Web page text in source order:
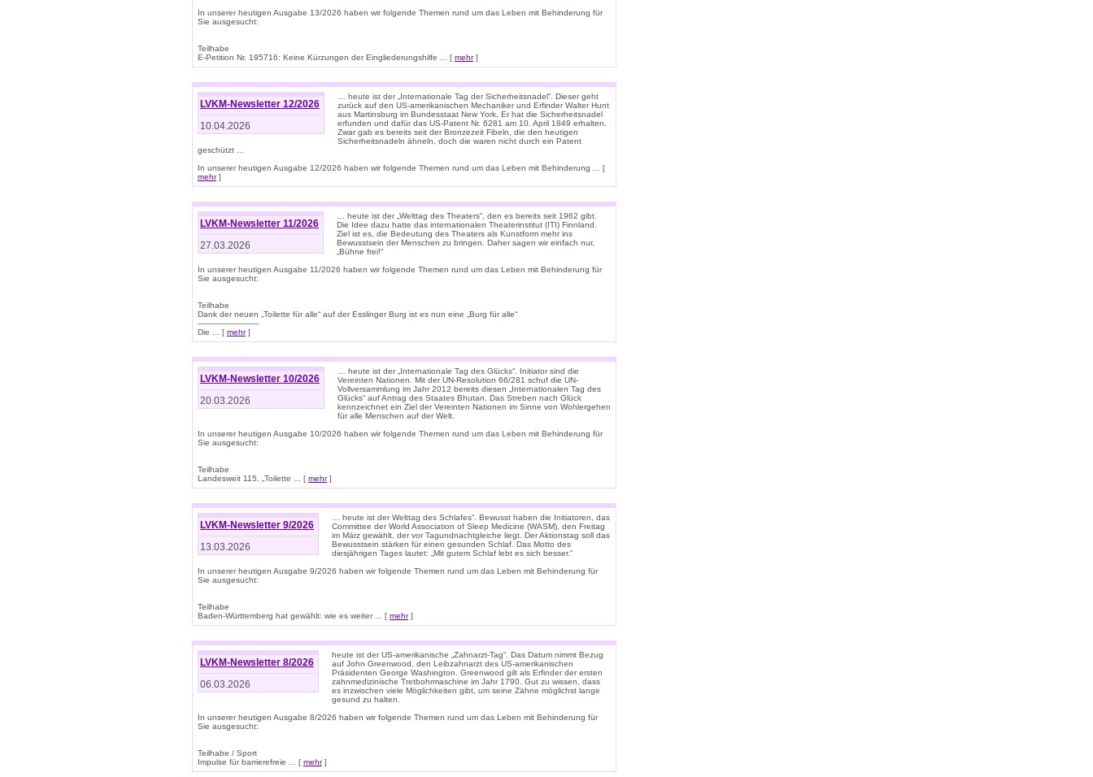
In unserer heutigen Ausgabe 13/2026 haben wir folgende Themen rund um das Leben mit Behinderung für
Sie ausgesucht:
Teilhabe
E-Petition Nr. 195716: Keine Kürzungen der Eingliederungshilfe ... [ mehr]
LVKM-Newsletter 12/2026
10.04.2026
… heute ist der „Internationale Tag der Sicherheitsnadel“. Dieser geht
zurück auf den US-amerikanischen Mechaniker und Erfinder Walter Hunt
aus Martinsburg im Bundesstaat New York, Er hat die Sicherheitsnadel
erfunden und dafür das US-Patent Nr. 6281 am 10. April 1849 erhalten.
Zwar gab es bereits seit der Bronzezeit Fibeln, die den heutigen
Sicherheitsnadeln ähneln, doch die waren nicht durch ein Patent
geschützt ...
In unserer heutigen Ausgabe 12/2026 haben wir folgende Themen rund um das Leben mit Behinderung ... [
mehr]
LVKM-Newsletter 11/2026
27.03.2026
… heute ist der „Welttag des Theaters“, den es bereits seit 1962 gibt.
Die Idee dazu hatte das internationalen Theaterinstitut (ITI) Finnland.
Ziel ist es, die Bedeutung des Theaters als Kunstform mehr ins
Bewusstsein der Menschen zu bringen. Daher sagen wir einfach nur,
„Bühne frei!“
In unserer heutigen Ausgabe 11/2026 haben wir folgende Themen rund um das Leben mit Behinderung für
Sie ausgesucht:
Teilhabe
Dank der neuen „Toilette für alle“ auf der Esslinger Burg ist es nun eine „Burg für alle“
-------------------------
Die ... [ mehr]
LVKM-Newsletter 10/2026
20.03.2026
… heute ist der „Internationale Tag des Glücks“. Initiator sind die
Vereinten Nationen. Mit der UN-Resolution 66/281 schuf die UN-
Vollversammlung im Jahr 2012 bereits diesen „Internationalen Tag des
Glücks“ auf Antrag des Staates Bhutan. Das Streben nach Glück
kennzeichnet ein Ziel der Vereinten Nationen im Sinne von Wohlergehen
für alle Menschen auf der Welt.
In unserer heutigen Ausgabe 10/2026 haben wir folgende Themen rund um das Leben mit Behinderung für
Sie ausgesucht:
Teilhabe
Landesweit 115. „Toilette ... [ mehr]
LVKM-Newsletter 9/2026
13.03.2026
… heute ist der Welttag des Schlafes“. Bewusst haben die Initiatoren, das
Committee der World Association of Sleep Medicine (WASM), den Freitag
im März gewählt, der vor Tagundnachtgleiche liegt. Der Aktionstag soll das
Bewusstsein stärken für einen gesunden Schlaf. Das Motto des
diesjährigen Tages lautet: „Mit gutem Schlaf lebt es sich besser.“
In unserer heutigen Ausgabe 9/2026 haben wir folgende Themen rund um das Leben mit Behinderung für
Sie ausgesucht:
Teilhabe
Baden-Württemberg hat gewählt: wie es weiter ... [ mehr]
LVKM-Newsletter 8/2026
06.03.2026
heute ist der US-amerikanische „Zahnarzt-Tag“. Das Datum nimmt Bezug
auf John Greenwood, den Leibzahnarzt des US-amerikanischen
Präsidenten George Washington. Greenwood gilt als Erfinder der ersten
zahnmedizinische Tretbohrmaschine im Jahr 1790. Gut zu wissen, dass
es inzwischen viele Möglichkeiten gibt, um seine Zähne möglichst lange
gesund zu halten.
In unserer heutigen Ausgabe 8/2026 haben wir folgende Themen rund um das Leben mit Behinderung für
Sie ausgesucht:
Teilhabe / Sport
Impulse für barrierefreie ... [ mehr]